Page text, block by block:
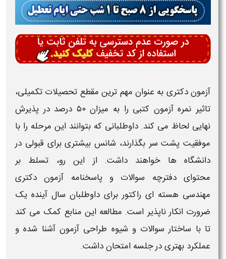
آزمون دکتری به عنوان مهم‌ ترین مقطع تحصیلات تکمیلی،
تاثیر نمرهآزمون
کتبی را به میزان ۵۰ درصد در پذیرش
نهایی لحاظ می‌ کند. داوطلبانی که بتوانند این مرحله را با
موفقیت پشت سر بگذارند، شانس بیشتری برای قبولی در
دانشگاه‌ ها خواهند داشت. از این رو، تسلط بر
محتوای دفترچه سوالات و پاسخنامه آزمون دکتری
مهندسی هسته ای راکتوربرای داوطلبان سال آینده یک
ضرورت انکار ناپذیر است. مطالعه این منابع کمک می‌ کند
تا با ساختار سوالاتو شیوه طراحیآزمونآشنا شده و
عملکرد بهتری در جلسه امتحان داشت.